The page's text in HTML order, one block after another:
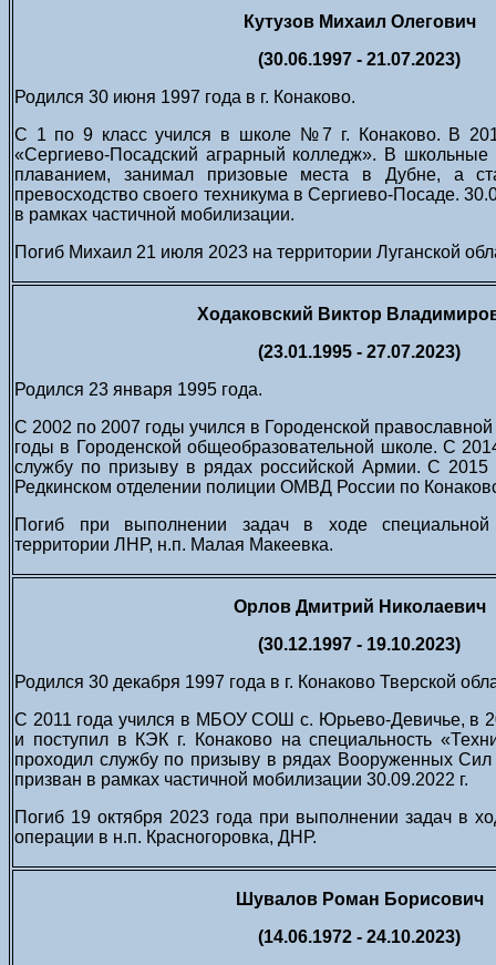
Кутузов Михаил Олегович
(30.06.1997 - 21.07.2023)
Родился 30 июня 1997 года в г. Конаково.
С 1 по 9 класс учился в школе №7 г. Конаково. В
«Сергиево-Посадский аграрный колледж». В школьные
плаванием, занимал призовые места в Дубне, а
превосходство своего техникума в Сергиево-Посаде.
в рамках частичной мобилизации.
Погиб Михаил 21 июля 2023 на территории Луганской
Ходаковский Виктор
(23.01.1995 - 27.07.2023)
Родился 23 января 1995 года.
С 2002 по 2007 годы учился в Городенской
годы в Городенской общеобразовательной школе. С
службу по призыву в рядах российской Армии. С
Редкинском отделении полиции ОМВД России по
Погиб при выполнении задач в ходе
территории ЛНР, н.п. Малая Макеевка.
Орлов Дмитрий Николаевич
(30.12.1997 - 19.10.2023)
Родился 30 декабря 1997 года в г. Конаково Тверской
С 2011 года учился в МБОУ СОШ с. Юрьево-Девичье, в
и поступил в КЭК г. Конаково на специальность
проходил службу по призыву в рядах Вооруженных
призван в рамках частичной мобилизации 30.09.2022 г.
Погиб 19 октября 2023 года при выполнении задач в
операции в н.п. Красногоровка, ДНР.
Шувалов Роман Борисович
(14.06.1972 - 24.10.2023)